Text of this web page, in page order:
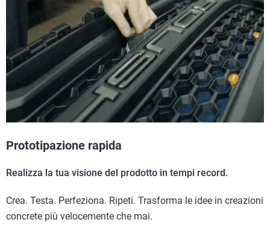
Prototipazione rapida
Realizza la tua visione del prodotto in tempi record.
Crea. Testa. Perfeziona. Ripeti. Trasforma le idee in creazioni
concrete più velocemente che mai.